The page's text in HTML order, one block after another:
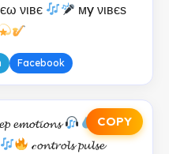
νιвє
мy νιвєѕ
Facebook
COPY
𝓮𝓶𝓸𝓽𝓲𝓸𝓷𝓼
𝒸𝓸𝓷𝓽𝓻𝓸𝓵𝓼 𝓹𝓾𝓵𝓼𝓮